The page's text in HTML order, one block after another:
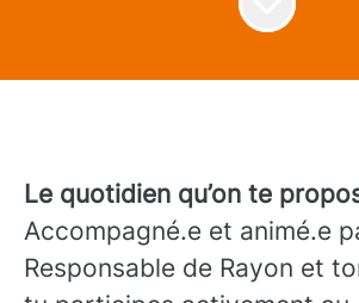
Le quotidien qu’on te
Accompagné.e et animé.e
Responsable de Rayon et